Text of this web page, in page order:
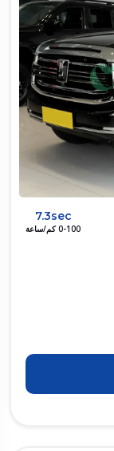
7.3sec
0-100 كم/ساعة